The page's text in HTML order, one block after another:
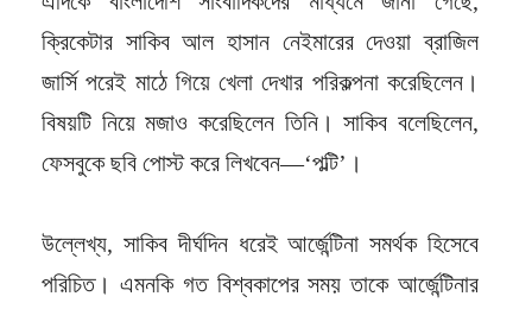
ক্রিকেটার সাকিব আল হাসান নেইমারের দেওয়া ব্রাজিল
জার্সি পরেই মাঠে গিয়ে খেলা দেখার পরিকল্পনা করেছিলেন।
বিষয়টি নিয়ে মজাও করেছিলেন তিনি। সাকিব বলেছিলেন,
ফেসবুকে ছবি পোস্ট করে লিখবেন—‘পল্টি’।
উল্লেখ্য, সাকিব দীর্ঘদিন ধরেই আর্জেন্টিনা সমর্থক হিসেবে
পরিচিত। এমনকি গত বিশ্বকাপের সময় তাকে আর্জেন্টিনার